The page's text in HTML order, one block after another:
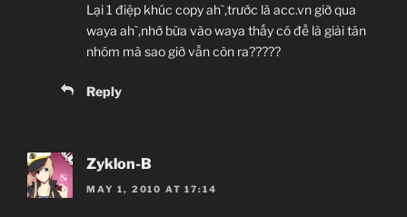
Lại 1 điệp khúc copy ah`,trước là acc.vn giờ qua
waya ah`,nhớ bữa vào waya thấy có đề là giải tán
nhóm mà sao giờ vẫn còn ra?????
Reply
Zyklon-B
MAY 1, 2010 AT 17:14